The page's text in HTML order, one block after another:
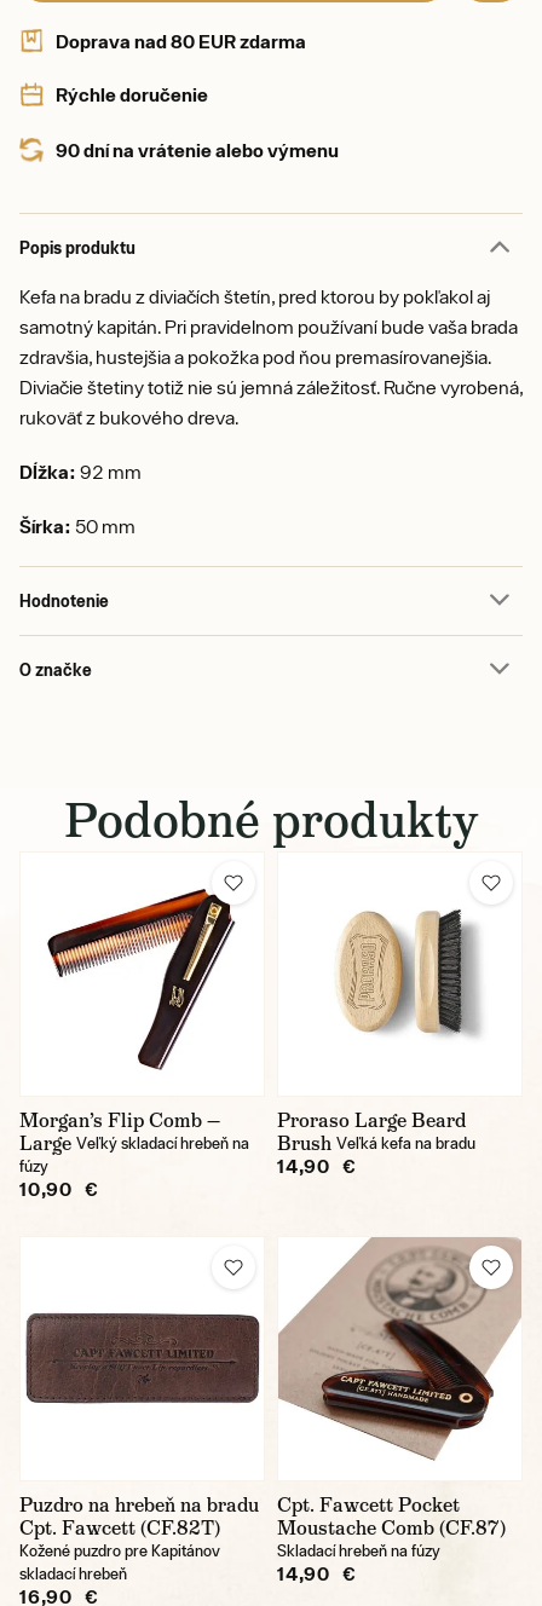
Doprava nad 80 EUR zdarma
Rýchle doručenie
90 dní na vrátenie alebo výmenu
Popis produktu
Kefa na bradu z diviačích štetín, pred ktorou by pokľakol aj
samotný kapitán. Pri pravidelnom používaní bude vaša brada
zdravšia, hustejšia a pokožka pod ňou premasírovanejšia.
Diviačie štetiny totiž nie sú jemná záležitosť. Ručne vyrobená,
rukoväť z bukového dreva.
Dĺžka: 92 mm
Šírka: 50 mm
Hodnotenie
O značke
Podobné produkty
Morgan’s Flip Comb —
Large Veľký skladací hrebeň na
fúzy
10,90 €
Proraso Large Beard
Brush Veľká kefa na bradu
14,90 €
Puzdro na hrebeň na bradu
Cpt. Fawcett (CF.82T)
Kožené puzdro pre Kapitánov
skladací hrebeň
16,90 €
Cpt. Fawcett Pocket
Moustache Comb (CF.87)
Skladací hrebeň na fúzy
14,90 €